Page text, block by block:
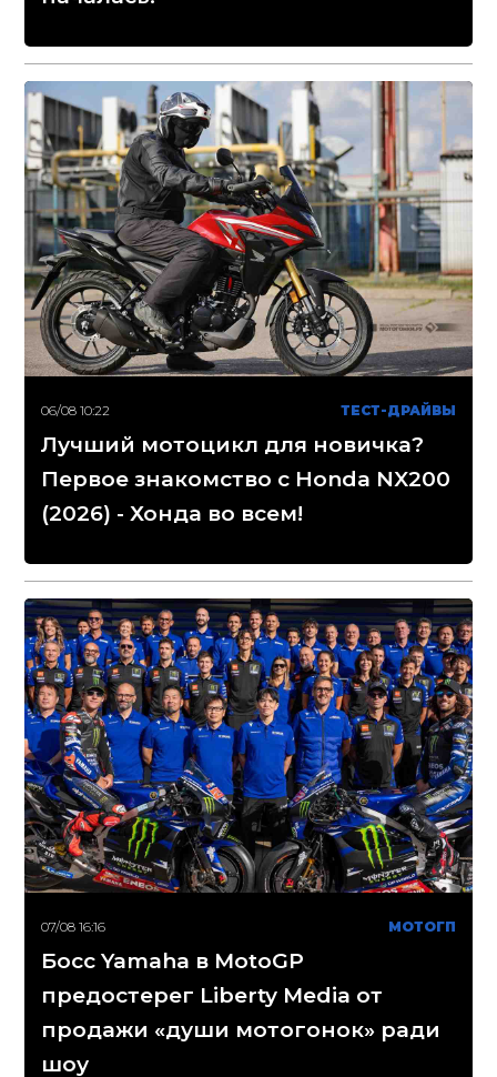
06/08 10:22 ТЕСТ-ДРАЙВЫ
Лучший мотоцикл для новичка?
Первое знакомство с Honda NX200
(2026) - Хонда во всем!
07/08 16:16 МОТОГП
Босс Yamaha в MotoGP
предостерег Liberty Media от
продажи «души мотогонок» ради
шоу